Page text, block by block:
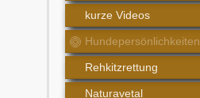
kurze Videos
Hundepersönlichkeiten
Rehkitzrettung
Naturavetal